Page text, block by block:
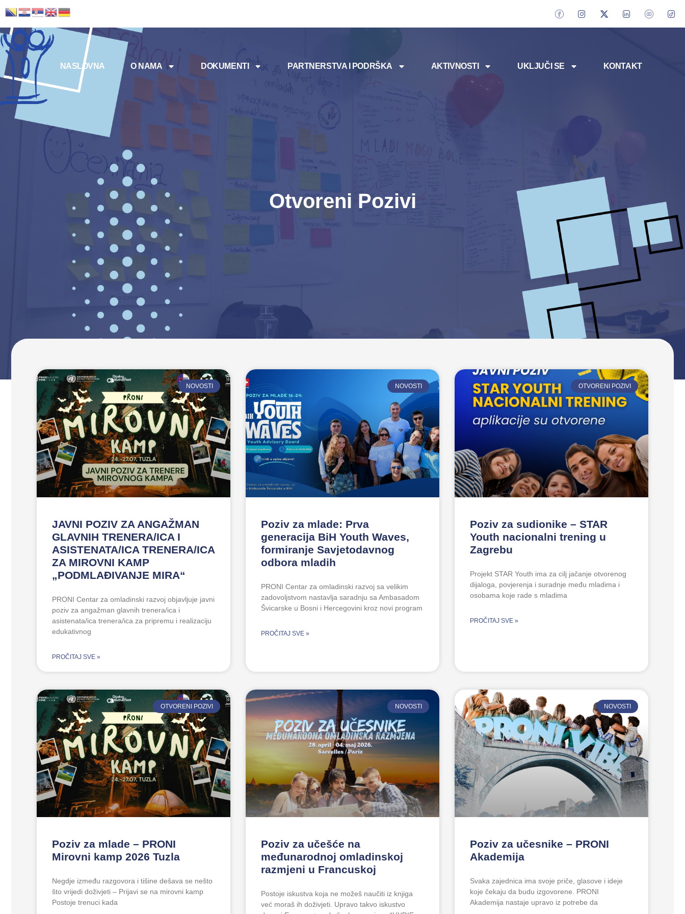
NASLOVNA O NAMA DOKUMENTI PARTNERSTVA I PODRŠKA AKTIVNOSTI UKLJUČI SE KONTAKT
Otvoreni Pozivi
NOVOSTI
JAVNI POZIV ZA ANGAŽMAN
GLAVNIH TRENERA/ICA I
ASISTENATA/ICA TRENERA/ICA
ZA MIROVNI KAMP
„PODMLAĐIVANJE MIRA“
PRONI Centar za omladinski razvoj objavljuje javni
poziv za angažman glavnih trenera/ica i
asistenata/ica trenera/ica za pripremu i realizaciju
edukativnog
PROČITAJ SVE »
NOVOSTI
Poziv za mlade: Prva
generacija BiH Youth Waves,
formiranje Savjetodavnog
odbora mladih
PRONI Centar za omladinski razvoj sa velikim
zadovoljstvom nastavlja saradnju sa Ambasadom
Švicarske u Bosni i Hercegovini kroz novi program
PROČITAJ SVE »
OTVORENI POZIVI
Poziv za sudionike – STAR
Youth nacionalni trening u
Zagrebu
Projekt STAR Youth ima za cilj jačanje otvorenog
dijaloga, povjerenja i suradnje među mladima i
osobama koje rade s mladima
PROČITAJ SVE »
OTVORENI POZIVI
Poziv za mlade – PRONI
Mirovni kamp 2026 Tuzla
Negdje između razgovora i tišine dešava se nešto
što vrijedi doživjeti – Prijavi se na mirovni kamp
Postoje trenuci kada
NOVOSTI
Poziv za učešće na
međunarodnoj omladinskoj
razmjeni u Francuskoj
Postoje iskustva koja ne možeš naučiti iz knjiga
već moraš ih doživjeti. Upravo takvo iskustvo
NOVOSTI
Poziv za učesnike – PRONI
Akademija
Svaka zajednica ima svoje priče, glasove i ideje
koje čekaju da budu izgovorene. PRONI
Akademija nastaje upravo iz potrebe da